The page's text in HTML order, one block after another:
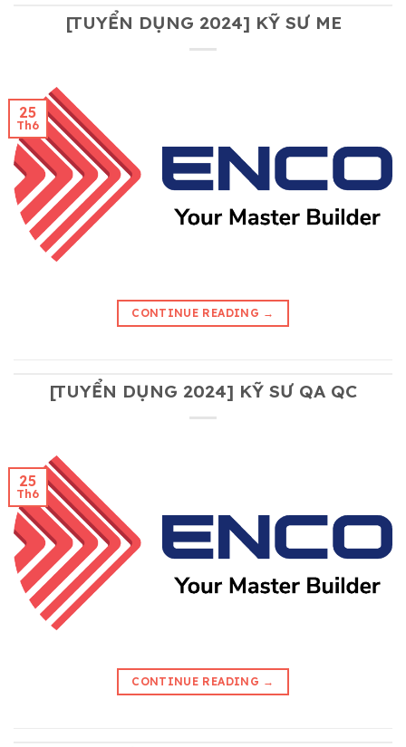
[TUYỂN DỤNG 2024] KỸ SƯ ME
25
Th6
CONTINUE READING →
[TUYỂN DỤNG 2024] KỸ SƯ QA QC
25
Th6
CONTINUE READING →